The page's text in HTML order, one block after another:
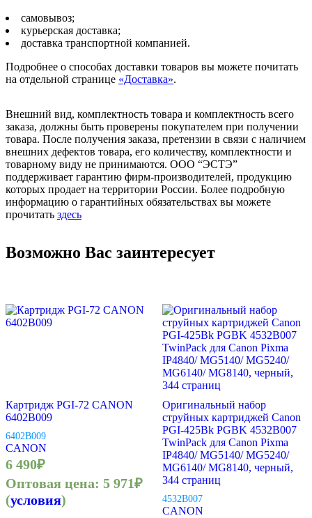
самовывоз;
курьерская доставка;
доставка транспортной компанией.
Подробнее о способах доставки товаров вы можете почитать
на отдельной странице «Доставка».
Внешний вид, комплектность товара и комплектность всего
заказа, должны быть проверены покупателем при получении
товара. После получения заказа, претензии в связи с наличием
внешних дефектов товара, его количеству, комплектности и
товарному виду не принимаются. ООО “ЭСТЭ”
поддерживает гарантию фирм-производителей, продукцию
которых продает на территории России. Более подробную
информацию о гарантийных обязательствах вы можете
прочитать здесь
Возможно Вас заинтересует
Картридж PGI-72 CANON
6402B009
6402B009
CANON
6 490₽
Оптовая цена: 5 971₽
(условия)
Оригинальный набор
струйных картриджей Canon
PGI-425Bk PGBK 4532B007
TwinPack для Canon Pixma
IP4840/ MG5140/ MG5240/
MG6140/ MG8140, черный,
344 страниц
4532B007
CANON